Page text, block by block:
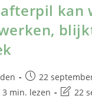
kan
22
3 min. lezen 22